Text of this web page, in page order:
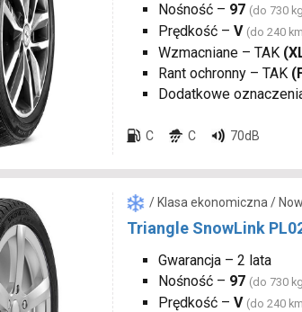
Nośność – 97 (do 730
Prędkość – V (do 240
Wzmacniane – TAK
Rant ochronny – TAK
Dodatkowe
C C 70dB
/ Klasa ekonomiczna /
Triangle SnowLink
Gwarancja – 2 lata
Nośność – 97 (do 730
Prędkość – V (do 240